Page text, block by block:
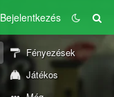
Bejelentkezés
Fényezések
Játékos